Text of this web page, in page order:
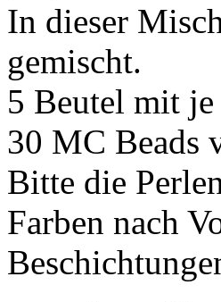
In dieser
gemischt.
5 Beutel mit
30 MC Beads
Bitte die
Farben nach